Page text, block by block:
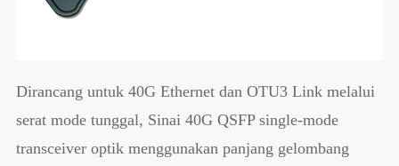
Dirancang untuk 40G Ethernet dan OTU3 Link melalui
serat mode tunggal, Sinai 40G QSFP single-mode
transceiver optik menggunakan panjang gelombang